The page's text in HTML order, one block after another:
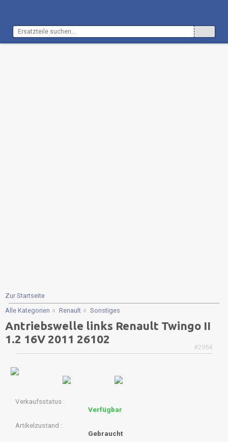
Zur Startseite
Alle Kategorien
Renault Sonstiges
Antriebswelle links Renault Twingo II
1.2 16V 2011 26102
#2954
Verkaufsstatus
Verfügbar
Artikelzustand
Gebraucht